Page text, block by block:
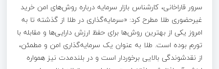
سرور قاراخانی، کارشناس بازار سرمایه درباره روش‌های امن خرید
غیرحضوری طلا مطرح کرد: «سرمایه‌گذاری در طلا از گذشته تا به
امروز یکی از بهترین روش‌ها برای حفظ ارزش دارایی‌ها و مقابله با
تورم بوده است. طلا به عنوان یک سرمایه‌گذاری امن و مطمئن،
از نقدشوندگی بالایی برخوردار است و در بلندمدت نیز همواره